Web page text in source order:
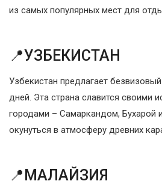
из самых популярных мест для
📍УЗБЕКИСТАН
Узбекистан предлагает
дней. Эта страна славится своими
городами – Самаркандом, Бухарой
окунуться в атмосферу древних
📍МАЛАЙЗИЯ